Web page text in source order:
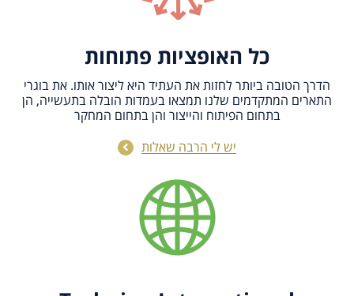
כל האופציות פתוחות
הדרך הטובה ביותר לחזות את העתיד היא ליצור אותו. את בוגרי
התארים המתקדמים שלנו תמצאו בעמדות הובלה בתעשייה, הן
בתחום הפיתוח והייצור והן בתחום המחקר
יש לי הרבה שאלות